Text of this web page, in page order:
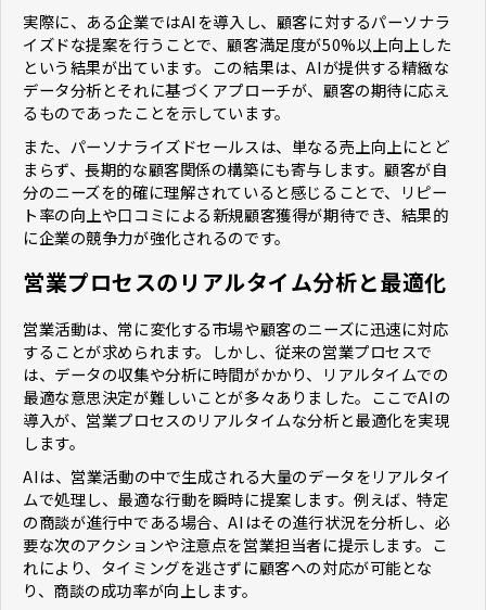
実際に、ある企業ではAIを導入し、顧客に対するパーソナラ
イズドな提案を行うことで、顧客満足度が50%以上向上した
という結果が出ています。この結果は、AIが提供する精緻な
データ分析とそれに基づくアプローチが、顧客の期待に応え
るものであったことを示しています。
また、パーソナライズドセールスは、単なる売上向上にとど
まらず、長期的な顧客関係の構築にも寄与します。顧客が自
分のニーズを的確に理解されていると感じることで、リピー
ト率の向上や口コミによる新規顧客獲得が期待でき、結果的
に企業の競争力が強化されるのです。
営業プロセスのリアルタイム分析と最適化
営業活動は、常に変化する市場や顧客のニーズに迅速に対応
することが求められます。しかし、従来の営業プロセスで
は、データの収集や分析に時間がかかり、リアルタイムでの
最適な意思決定が難しいことが多々ありました。ここでAIの
導入が、営業プロセスのリアルタイムな分析と最適化を実現
します。
AIは、営業活動の中で生成される大量のデータをリアルタイ
ムで処理し、最適な行動を瞬時に提案します。例えば、特定
の商談が進行中である場合、AIはその進行状況を分析し、必
要な次のアクションや注意点を営業担当者に提示します。こ
れにより、タイミングを逃さずに顧客への対応が可能とな
り、商談の成功率が向上します。